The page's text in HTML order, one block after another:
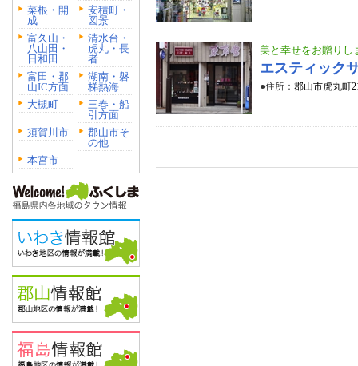
菜根・開
成
安積町・
図景
富久山・
八山田・
日和田
清水台・
虎丸・長
者
富田・郡
山IC方面
湖南・磐
梯熱海
大槻町
三春・船
引方面
須賀川市
郡山市そ
の他
本宮市
美と幸せをお贈りし
エスティック
●住所： 郡山市虎丸町